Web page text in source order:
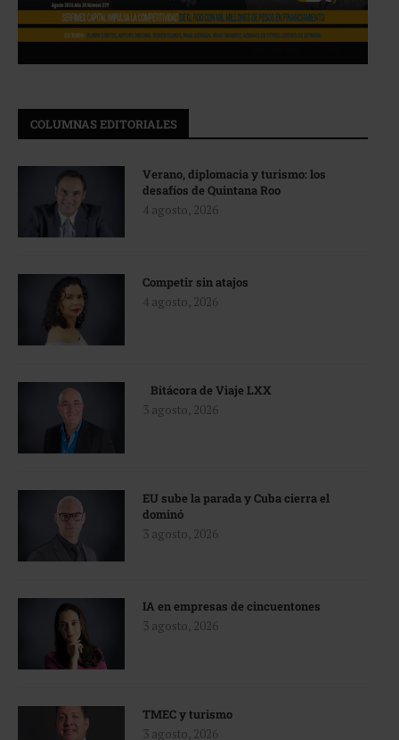
COLUMNAS EDITORIALES
Verano, diplomacia y turismo: los
desafíos de Quintana Roo
4 agosto, 2026
Competir sin atajos
4 agosto, 2026
Bitácora de Viaje LXX
3 agosto, 2026
EU sube la parada y Cuba cierra el
dominó
3 agosto, 2026
IA en empresas de cincuentones
3 agosto, 2026
TMEC y turismo
3 agosto, 2026